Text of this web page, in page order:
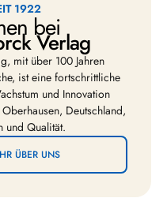
1922
bei
Verlag
mit über 100 Jahren
ist eine fortschrittliche
und Innovation
Deutschland,
und Qualität.
ÜBER UNS